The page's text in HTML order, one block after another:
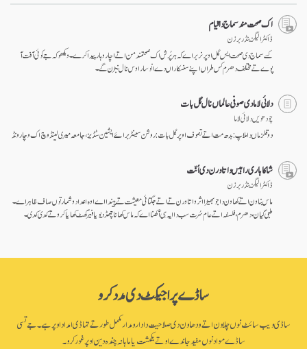
اک صحت مند سماج دا قیام
ڈاکٹر الیگزینڈر برزن
کسے سماج دی صحت ایس گل اوپر نربر اے کہ ہر پُرش اک صحتمند من اتے اچار وہار پیدا کرے۔ ویکھو کہ جے کوئی آفت آ
پوے تے مختلف دھرم کس طراں اپنے سنسکاراں دے انوسار اوس نال نبڑن گے۔
دلائی لاما دی صوفی عالماں نال گل بات
چودھویں دلائی لاما
دو قلزماں دا ملاپ: بدھ مت اتے تصوف اوپر گل بات: روشن سینٹر برائے ایشین سٹڈیز، جامعہ میری لینڈ وچ اک وچار ونڈ
شاکا ہاری راہیں واتا ورن دی اُنّت
ڈاکٹر الیگزینڈر برزن
ماس بناون اتے کھاون دا جو بھیڑا اثر واتا ورن تے اتے جگتائی معیشت تے پیندا اے اوہ اعداد و شمار توں صاف ظاہر اے۔
طبی گیان، دھرم، فلسفہ اتے عام سُرت سب دا ایہ ہی آکھنا اے کہ ماس کھانا چھڈ دیو یا فیر گھٹ کھایا کرو تے کدی کدی۔
ساڈے پراجیکٹ دی مدد کرو
ساڈی ویب سائٹ نوں چلاون اتے ودھاون دی صلاحیت دا دارومدار مکمل طور تے تہاڈی امداد اوپر ہے۔ جے تسی
ساڈے مواد نوں مفید جاندے او تے یکمشت یا ماہانہ چندہ دین اوپر غور کرو۔